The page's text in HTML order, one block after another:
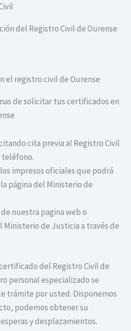
del Registro Civil de Ourense
el registro civil de Ourense
de solicitar tus certificados en
cita previa al Registro Civil
teléfono.
impresos oficiales que podrá
página del Ministerio de
nuestra pagina web o
de Justicia a través de
del Registro Civil de
personal especializado se
trámite por usted. Disponemos
podemos obtener su
y desplazamientos.